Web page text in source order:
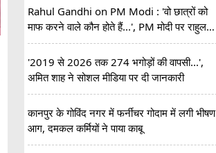
Rahul Gandhi on PM Modi : 'वो छात्रों को
माफ करने वाले कौन होते हैं...', PM मोदी पर राहुल
गांधी का हमला
'2019 से 2026 तक 274 भगोड़ों की वापसी...',
अमित शाह ने सोशल मीडिया पर दी जानकारी
कानपुर के गोविंद नगर में फर्नीचर गोदाम में लगी भीषण
आग, दमकल कर्मियों ने पाया काबू